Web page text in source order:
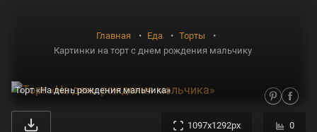
Главная Еда
Торты
Картинки на торт с днем рождения мальчику
Торт «На день рождения мальчика»
1097x1292px 0